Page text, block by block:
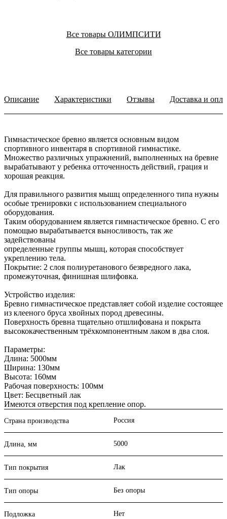
Все товары ОЛИМПСИТИ
Все товары категории
Описание Характеристики Отзывы Доставка и
Гимнастическое бревно является основным видом
спортивного инвентаря в спортивной гимнастике.
Множество различных упражнений, выполненных на бревне
вырабатывают у ребенка отточенность действий, грация и
хорошая реакция.
Для правильного развития мышц определенного типа нужны
особые тренировки с использованием специального
оборудования.
Таким оборудованием является гимнастическое бревно. С его
помощью вырабатывается выносливость, так же
задействованы
определенные группы мышц, которая способствует
укреплению тела.
Покрытие: 2 слоя полиуретанового безвредного лака,
промежуточная, финишная шлифовка.
Устройство изделия:
Бревно гимнастическое представляет собой изделие состоящее
из клееного бруса хвойных пород древесины.
Поверхность бревна тщательно отшлифована и покрыта
высококачественным трёхкомпонентным лаком в два слоя.
Параметры:
Длина: 5000мм
Ширина: 130мм
Высота: 160мм
Рабочая поверхность: 100мм
Цвет: Бесцветный лак
Имеются отверстия под крепление опор.
Страна производства Россия
Длина, мм 5000
Тип покрытия Лак
Тип опоры Без опоры
Подложка Нет